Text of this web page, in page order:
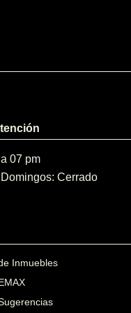
07 pm
Cerrado
Inmuebles